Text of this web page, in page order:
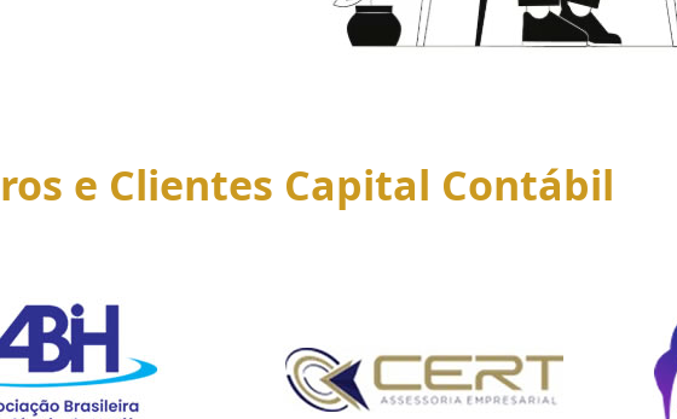
e Clientes Capital Contábil